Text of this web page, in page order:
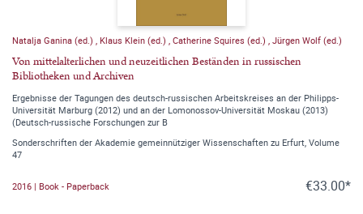
Natalja Ganina (ed.) , Klaus Klein (ed.) , Catherine Squires (ed.) , Jürgen Wolf (ed.)
Von mittelalterlichen und neuzeitlichen Beständen in russischen
Bibliotheken und Archiven
Ergebnisse der Tagungen des deutsch-russischen Arbeitskreises an der Philipps-
Universität Marburg (2012) und an der Lomonossov-Universität Moskau (2013)
(Deutsch-russische Forschungen zur B
Sonderschriften der Akademie gemeinnütziger Wissenschaften zu Erfurt, Volume
47
2016 | Book - Paperback €33.00*